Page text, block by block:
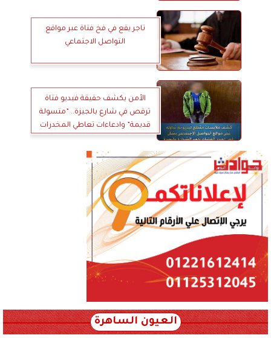
تاجر يقع في فخ فتاة عبر مواقع
التواصل الاجتماعي
الأمن يكشف حقيقة فيديو فتاة
ترقص في شارع بالجيزة.. ”متسولة
قديمة” وادعاءات تعاطي المخدرات
العيون الساهرة